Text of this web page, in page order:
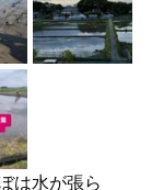
は水が張ら